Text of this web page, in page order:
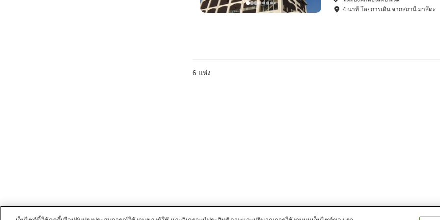
4 นาที โดยการเดิน จากสถานี มาสึดะ
6 แห่ง